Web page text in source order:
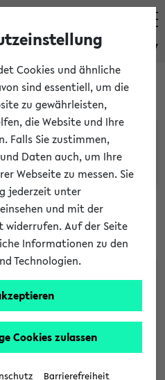
eKVV
Räume
bielefeld.de
oder suchen Sie nach
Cookies und ähnliche
sind essentiell, um die
zu gewährleisten,
die Website und Ihre
Falls Sie zustimmen,
Daten auch, um Ihre
Webseite zu messen. Sie
jederzeit unter
einsehen und mit der
Auf der Seite
Informationen zu den
Technologien.
Cookies zulassen
Barrierefreiheit